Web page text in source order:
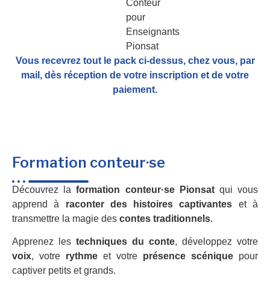
Vous recevrez tout le pack ci-dessus, chez vous, par
mail, dès réception de votre inscription et de votre
paiement.
Formation conteur·se
Découvrez laformation conteur·se Pionsatqui vous
apprend à raconter des histoires captivantes et à
transmettre la magie des contes traditionnels.
Apprenez les techniques du conte, développez votre
voix, votre rythme et votre présence scénique pour
captiver petits et grands.